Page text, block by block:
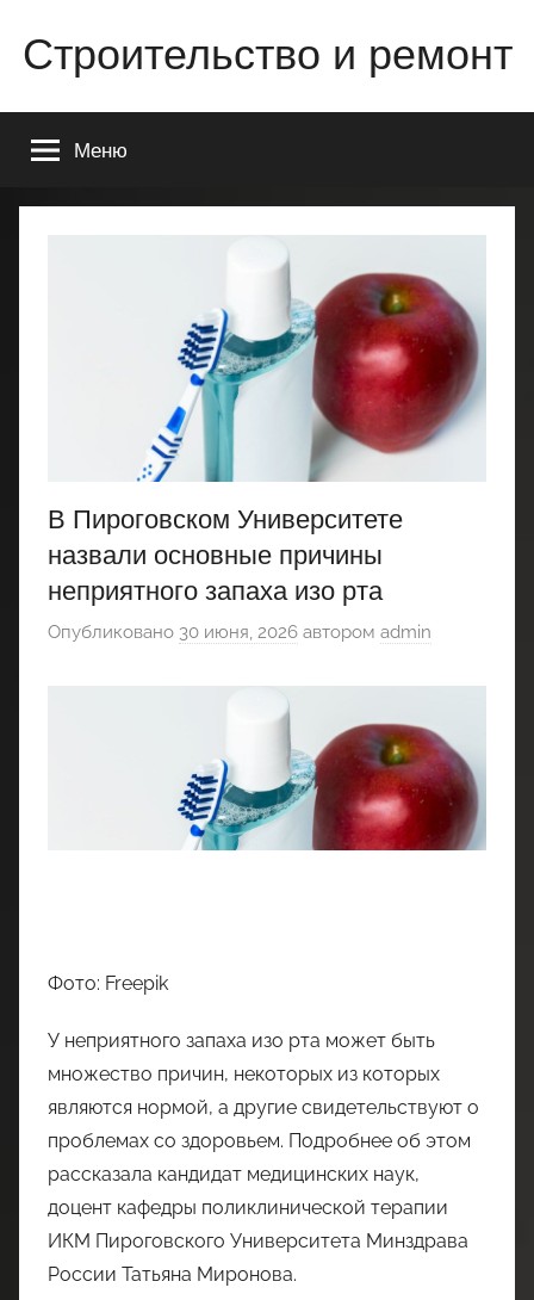
содержимому
Строительство и ремонт
строительстве
ремонте
Меню
В Пироговском Университете
назвали основные причины
неприятного запаха изо рта
Опубликовано 30 июня, 2026 автором admin
Фото: Freepik
У неприятного запаха изо рта может быть
множество причин, некоторых из которых
являются нормой, а другие свидетельствуют о
проблемах со здоровьем. Подробнее об этом
рассказала кандидат медицинских наук,
доцент кафедры поликлинической терапии
ИКМ Пироговского Университета Минздрава
России Татьяна Миронова.